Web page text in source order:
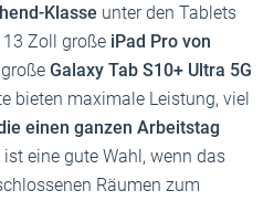
Klasse unter den Tablets
Zoll große iPad Pro von
Galaxy Tab S10+ Ultra 5G
bieten maximale Leistung, viel
einen ganzen Arbeitstag
ist eine gute Wahl, wenn das
Räumen zum